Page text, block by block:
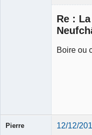
Re :
Boire ou
Pierre 12/12/